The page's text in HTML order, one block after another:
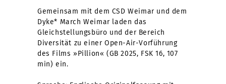
Gemeinsam mit dem CSD Weimar und dem
Dyke* March Weimar laden das
Gleichstellungsbüro und der Bereich
Diversität zu einer Open-Air-Vorführung
des Films »Pillion« (GB 2025, FSK 16, 107
min) ein.